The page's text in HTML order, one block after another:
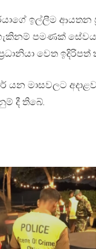
ඉල්ලීම ආයතන
පමණක්
වෙත
යන මාසවලට
දී තිබේ.